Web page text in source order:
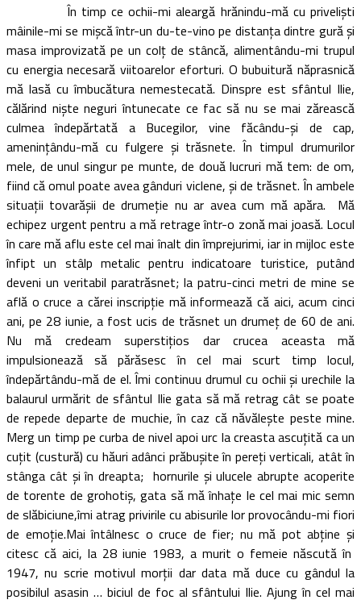
În timp ce ochii-mi aleargă hrănindu-mă cu privelişti
mâinile-mi se mişcă într-un du-te-vino pe distanţa dintre gură şi
masa improvizată pe un colţ de stâncă, alimentându-mi trupul
cu energia necesară viitoarelor eforturi. O bubuitură năprasnică
mă lasă cu îmbucătura nemestecată. Dinspre est sfântul Ilie,
călărind nişte neguri întunecate ce fac să nu se mai zărească
culmea îndepărtată a Bucegilor, vine făcându-şi de cap,
ameninţându-mă cu fulgere şi trăsnete. În timpul drumurilor
mele, de unul singur pe munte, de două lucruri mă tem: de om,
fiind că omul poate avea gânduri viclene, şi de trăsnet. În ambele
situaţii tovarăşii de drumeţie nu ar avea cum mă apăra. Mă
echipez urgent pentru a mă retrage într-o zonă mai joasă. Locul
în care mă aflu este cel mai înalt din împrejurimi, iar in mijloc este
înfipt un stâlp metalic pentru indicatoare turistice, putând
deveni un veritabil paratrăsnet; la patru-cinci metri de mine se
află o cruce a cărei inscripţie mă informează că aici, acum cinci
ani, pe 28 iunie, a fost ucis de trăsnet un drumeţ de 60 de ani.
Nu mă credeam superstiţios dar crucea aceasta mă
impulsionează să părăsesc în cel mai scurt timp locul,
îndepărtându-mă de el. Îmi continuu drumul cu ochii şi urechile la
balaurul urmărit de sfântul Ilie gata să mă retrag cât se poate
de repede departe de muchie, în caz că năvăleşte peste mine.
Merg un timp pe curba de nivel apoi urc la creasta ascuţită ca un
cuţit (custură) cu hăuri adânci prăbuşite în pereţi verticali, atât în
stânga cât şi în dreapta; hornurile şi ulucele abrupte acoperite
de torente de grohotiş, gata să mă înhaţe le cel mai mic semn
de slăbiciune,îmi atrag privirile cu abisurile lor provocându-mi fiori
de emoţie.Mai întâlnesc o cruce de fier; nu mă pot abţine şi
citesc că aici, la 28 iunie 1983, a murit o femeie născută în
1947, nu scrie motivul morţii dar data mă duce cu gândul la
posibilul asasin … biciul de foc al sfântului Ilie. Ajung în cel mai